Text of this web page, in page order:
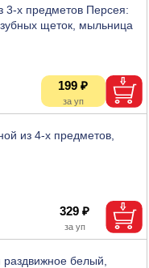
3-х предметов Персея:
щеток, мыльница
199 ₽
из 4-х предметов,
329 ₽
белый,